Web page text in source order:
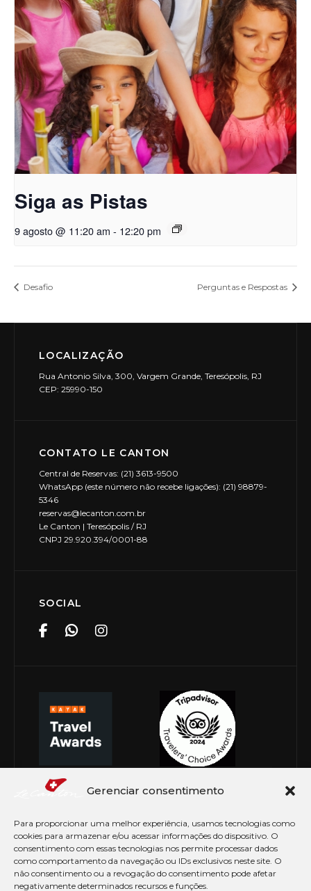
Gerenciar consentimento
Para proporcionar uma melhor experiência, usamos tecnologias como
cookies para armazenar e/ou acessar informações do dispositivo. O
consentimento com essas tecnologias nos permite processar dados
como comportamento da navegação ou IDs exclusivos neste site. O
não consentimento ou a revogação do consentimento pode afetar
negativamente determinados recursos e funções.
Siga as Pistas
9 agosto @ 11:20 am - 12:20 pm
Desafio Perguntas e Respostas
LOCALIZAÇÃO
Rua Antonio Silva, 300, Vargem Grande, Teresópolis, RJ
CEP: 25990-150
CONTATO LE CANTON
Central de Reservas: (21) 3613-9500
WhatsApp (este número não recebe ligações): (21) 98879-
5346
reservas@lecanton.com.br
Le Canton | Teresópolis / RJ
CNPJ 29.920.394/0001-88
SOCIAL
© Copyright 2026 Le Canton. Todos os direitos